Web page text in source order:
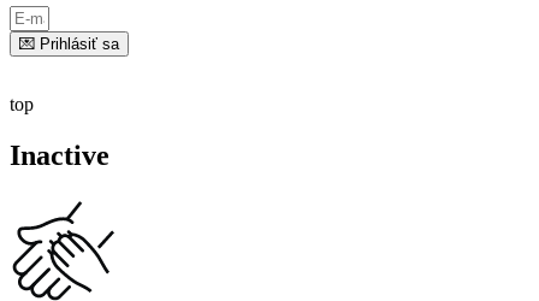
💌 Prihlásiť sa
top
Inactive